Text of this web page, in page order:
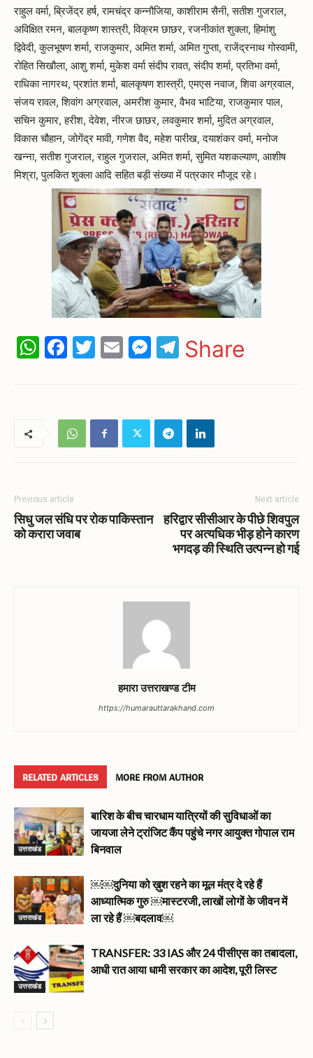
राहुल वर्मा, ब्रिजेंद्र हर्ष, रामचंद्र कन्नौजिया, काशीराम सैनी, सतीश गुजराल,
अविक्षित रमन, बालकृष्ण शास्त्री, विक्रम छाछर, रजनीकांत शुक्ला, हिमांशु
द्विवेदी, कुलभूषण शर्मा, राजकुमार, अमित शर्मा, अमित गुप्ता, राजेंद्रनाथ गोस्वामी,
रोहित सिखौला, आशु शर्मा, मुकेश वर्मा संदीप रावत, संदीप शर्मा, प्रतिभा वर्मा,
राधिका नागरथ, प्रशांत शर्मा, बालकृषण शास्त्री, एमएस नवाज, शिवा अग्रवाल,
संजय रावल, शिवांग अग्रवाल, अमरीश कुमार, वैभव भाटिया, राजकुमार पाल,
सचिन कुमार, हरीश, देवेश, नीरज छाछर, लवकुमार शर्मा, मुदित अग्रवाल,
विकास चौहान, जोगेंद्र मावी, गणेश वैद, महेश पारीख, दयाशंकर वर्मा, मनोज
खन्ना, सतीश गुजराल, राहुल गुजराल, अमित शर्मा, सुमित यशकल्याण, आशीष
मिश्रा, पुलकित शुक्ला आदि सहित बड़ी संख्या में पत्रकार मौजूद रहे।
WhatsApp
Facebook
Twitter
EmailMessenger
Telegram
Share
Previous article
सिधु जल संधि पर रोक पाकिस्तान
को करारा जवाब
Next article
हरिद्वार सीसीआर के पीछे शिवपुल
पर अत्यधिक भीड़ होने कारण
भगदड़ की स्थिति उत्पन्न हो गई
हमारा उत्तराखण्ड टीम
https://humarauttarakhand.com
RELATED ARTICLES MORE FROM AUTHOR
उत्तराखंड
बारिश के बीच चारधाम यात्रियों की सुविधाओं का
जायजा लेने ट्रांजिट कैंप पहुंचे नगर आयुक्त गोपाल राम
बिनवाल
उत्तराखंड
￼￼दुनिया को ख़ुश रहने का मूल मंत्र दे रहे हैं
आध्यात्मिक गुरु ￼मास्टरजी, लाखों लोगों के जीवन में
ला रहे हैं ￼बदलाव￼
उत्तराखंड
TRANSFER: 33 IAS और 24 पीसीएस का तबादला,
आधी रात आया धामी सरकार का आदेश, पूरी लिस्ट